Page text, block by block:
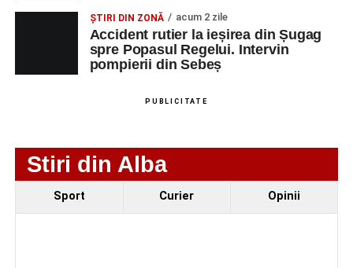
4–6 septembrie 2026: Prima ediție a Transylvania
Fest, la Cetatea Greavilor din Gârbova
WhatsApp
ȘTIRI DIN ZONĂ acum 2 zile
Accident rutier la ieșirea din Șugag
spre Popasul Regelui. Intervin
pompierii din Sebeș
PUBLICITATE
Stiri din Alba
Sport Curier Opinii